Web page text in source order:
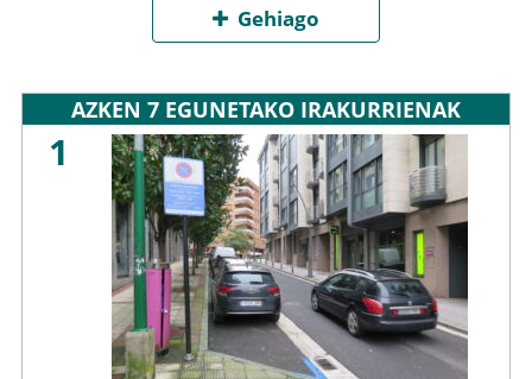
Gehiago
AZKEN 7 EGUNETAKO IRAKURRIENAK
1